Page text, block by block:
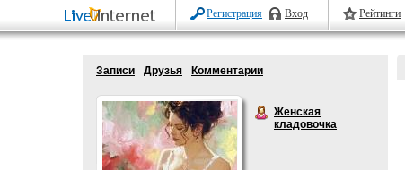
Регистрация Вход Рейтинги
Записи Друзья Комментарии
Женская
кладовочка